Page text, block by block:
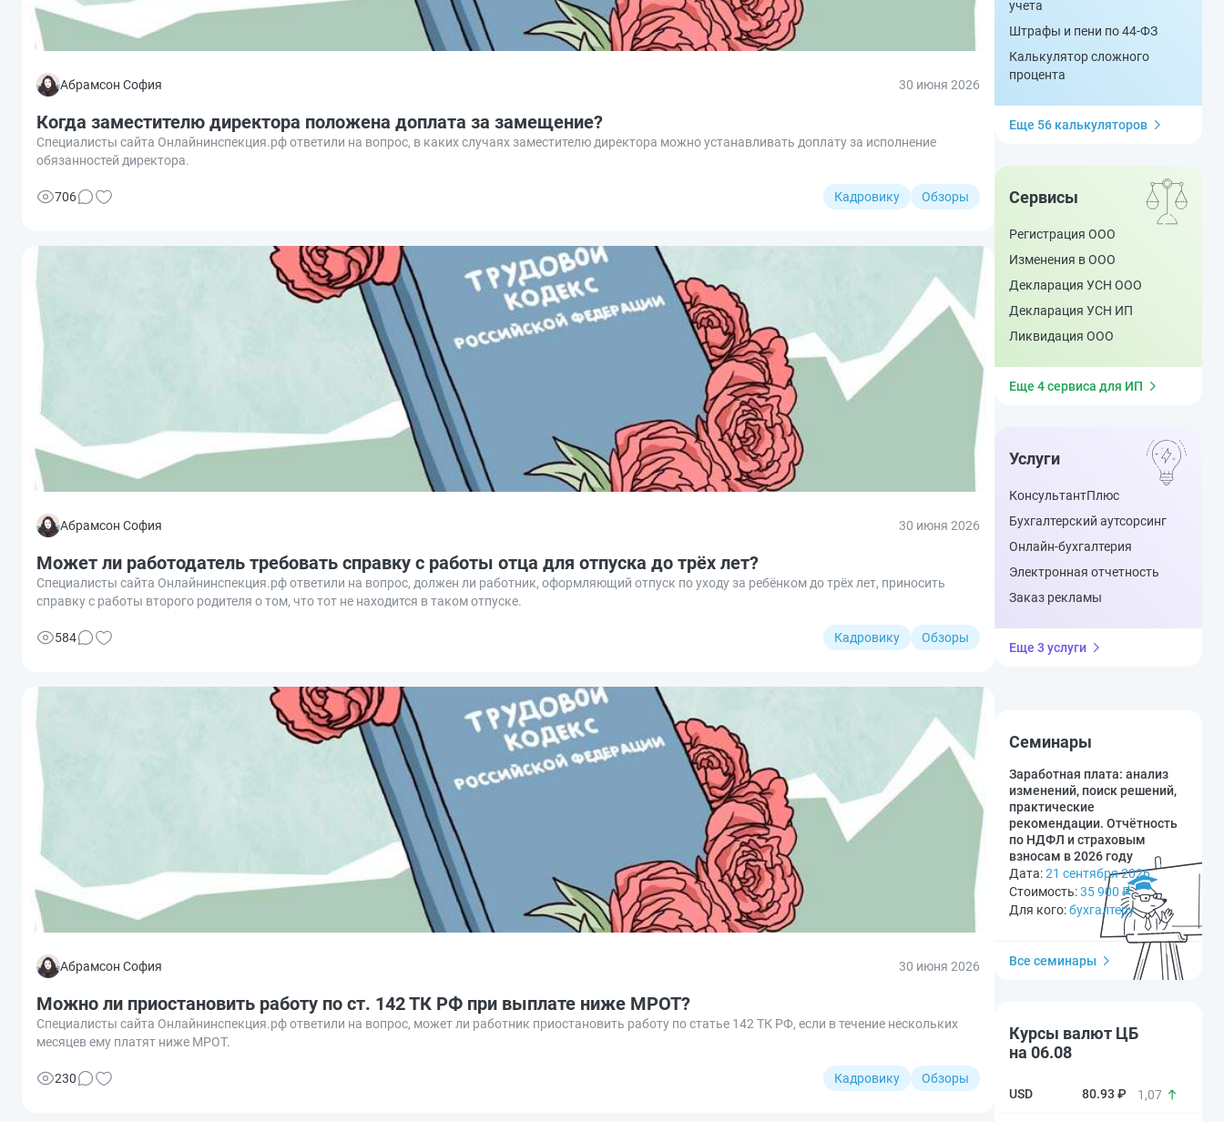
Абрамсон София 30 июня 2026
Когда заместителю директора положена доплата за замещение?
Специалисты сайта Онлайнинспекция.рф ответили на вопрос, в каких случаях заместителю директора можно устанавливать доплату за исполнение
обязанностей директора.
Кадровику Обзоры
706
Абрамсон София 30 июня 2026
Может ли работодатель требовать справку с работы отца для отпуска до трёх лет?
Специалисты сайта Онлайнинспекция.рф ответили на вопрос, должен ли работник, оформляющий отпуск по уходу за ребёнком до трёх лет, приносить
справку с работы второго родителя о том, что тот не находится в таком отпуске.
Кадровику Обзоры
584
Абрамсон София 30 июня 2026
Можно ли приостановить работу по ст. 142 ТК РФ при выплате ниже МРОТ?
Специалисты сайта Онлайнинспекция.рф ответили на вопрос, может ли работник приостановить работу по статье 142 ТК РФ, если в течение нескольких
месяцев ему платят ниже МРОТ.
Кадровику Обзоры
230
учета
Штрафы и пени по 44-ФЗ
Калькулятор сложного
процента
Еще 56 калькуляторов
Сервисы
Регистрация ООО
Изменения в ООО
Декларация УСН ООО
Декларация УСН ИП
Ликвидация ООО
Еще 4 сервиса для ИП
Услуги
КонсультантПлюс
Бухгалтерский аутсорсинг
Онлайн-бухгалтерия
Электронная отчетность
Заказ рекламы
Еще 3 услуги
Семинары
Заработная плата: анализ
изменений, поиск решений,
практические
рекомендации. Отчётность
по НДФЛ и страховым
взносам в 2026 году
Дата:21 сентября 2026
Стоимость:35 900 ₽
Для кого:бухгалтеру
Все семинары
Курсы валют ЦБ
на 06.08
80.93 ₽ 1,07